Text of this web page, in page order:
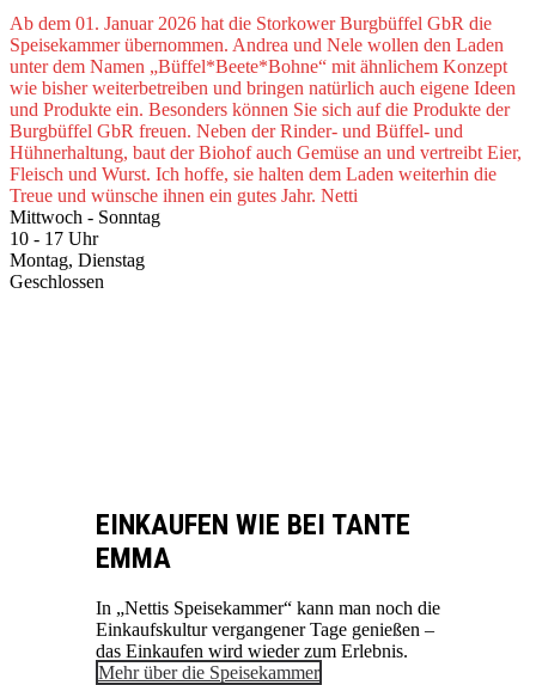
Ab dem 01. Januar 2026 hat die Storkower Burgbüffel GbR die
Speisekammer übernommen. Andrea und Nele wollen den Laden
unter dem Namen „Büffel*Beete*Bohne“ mit ähnlichem Konzept
wie bisher weiterbetreiben und bringen natürlich auch eigene Ideen
und Produkte ein. Besonders können Sie sich auf die Produkte der
Burgbüffel GbR freuen. Neben der Rinder- und Büffel- und
Hühnerhaltung, baut der Biohof auch Gemüse an und vertreibt Eier,
Fleisch und Wurst. Ich hoffe, sie halten dem Laden weiterhin die
Treue und wünsche ihnen ein gutes Jahr. Netti
Mittwoch - Sonntag
10 - 17 Uhr
Montag, Dienstag
Geschlossen
EINKAUFEN WIE BEI TANTE
EMMA
In „Nettis Speisekammer“ kann man noch die
Einkaufskultur vergangener Tage genießen –
das Einkaufen wird wieder zum Erlebnis.
Mehr über die Speisekammer